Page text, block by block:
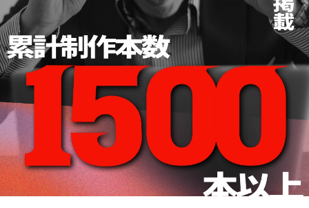
動画制作事例
ブログ
動画制作事例 会社概要